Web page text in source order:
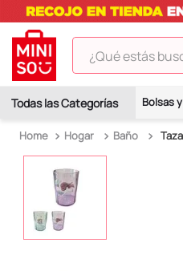
¿Qué estás
Bolsas
Hogar Baño
2